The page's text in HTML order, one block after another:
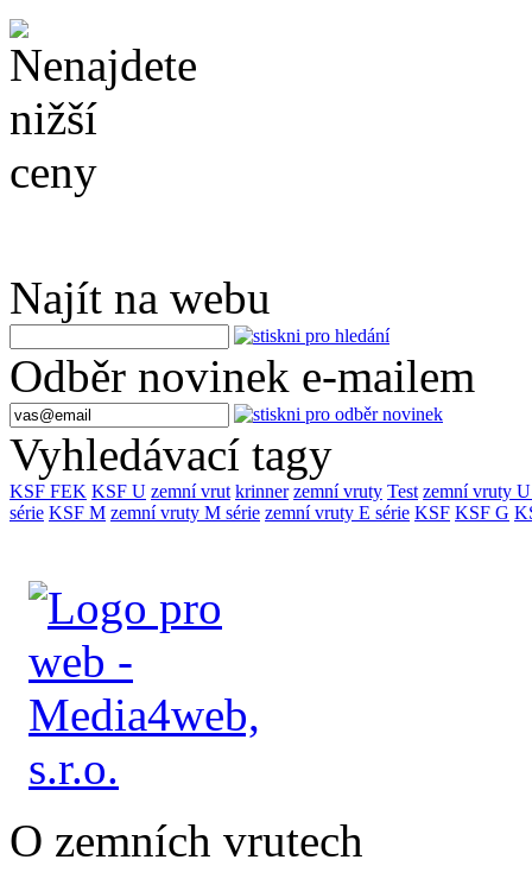
Najít na webu
Odběr novinek e-mailem
Vyhledávací tagy
KSF FEK KSF U zemní vrut krinner zemní vruty Test zemní vruty U
série KSF M zemní vruty M série zemní vruty E série KSF KSF G
O zemních vrutech